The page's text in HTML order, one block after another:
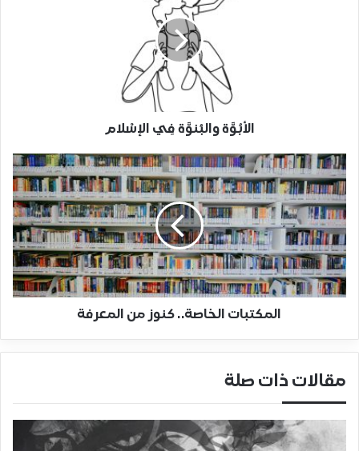
الأبُوَّة والبُنوَّة فِي الإسْلام
المكتبات الخاصة.. كنوز من المعرفة
مقالات ذات صلة